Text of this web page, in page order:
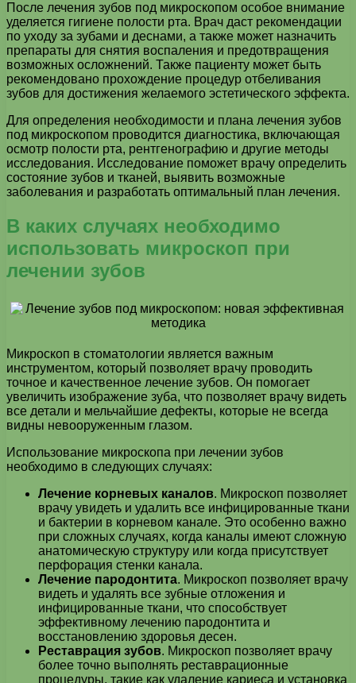
После лечения зубов под микроскопом особое внимание
уделяется гигиене полости рта. Врач даст рекомендации
по уходу за зубами и деснами, а также может назначить
препараты для снятия воспаления и предотвращения
возможных осложнений. Также пациенту может быть
рекомендовано прохождение процедур отбеливания
зубов для достижения желаемого эстетического эффекта.
Для определения необходимости и плана лечения зубов
под микроскопом проводится диагностика, включающая
осмотр полости рта, рентгенографию и другие методы
исследования. Исследование поможет врачу определить
состояние зубов и тканей, выявить возможные
заболевания и разработать оптимальный план лечения.
В каких случаях необходимо
использовать микроскоп при
лечении зубов
Микроскоп в стоматологии является важным
инструментом, который позволяет врачу проводить
точное и качественное лечение зубов. Он помогает
увеличить изображение зуба, что позволяет врачу видеть
все детали и мельчайшие дефекты, которые не всегда
видны невооруженным глазом.
Использование микроскопа при лечении зубов
необходимо в следующих случаях:
Лечение корневых каналов. Микроскоп позволяет
врачу увидеть и удалить все инфицированные ткани
и бактерии в корневом канале. Это особенно важно
при сложных случаях, когда каналы имеют сложную
анатомическую структуру или когда присутствует
перфорация стенки канала.
Лечение пародонтита. Микроскоп позволяет врачу
видеть и удалять все зубные отложения и
инфицированные ткани, что способствует
эффективному лечению пародонтита и
восстановлению здоровья десен.
Реставрация зубов. Микроскоп позволяет врачу
более точно выполнять реставрационные
процедуры, такие как удаление кариеса и установка